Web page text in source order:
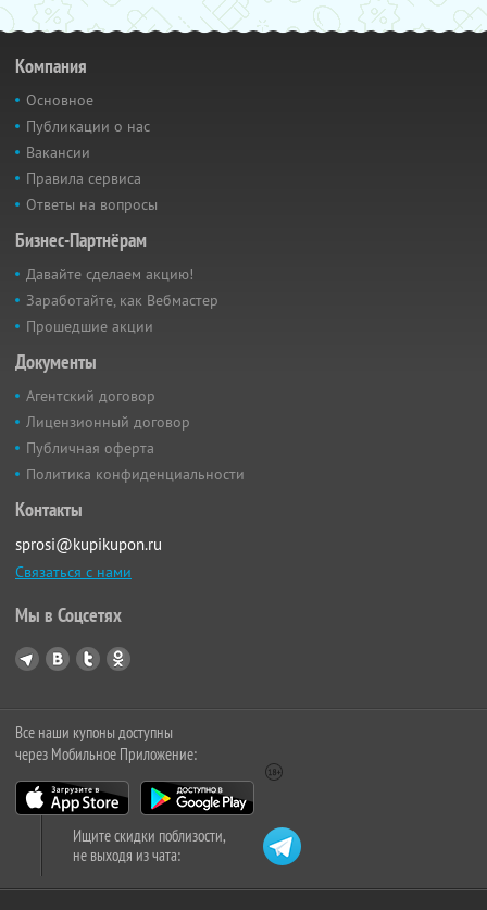
Компания
Основное
Публикации о нас
Вакансии
Правила сервиса
Ответы на вопросы
Бизнес-Партнёрам
Давайте сделаем акцию!
Заработайте, как Вебмастер
Прошедшие акции
Документы
Агентский договор
Лицензионный договор
Публичная оферта
Политика конфиденциальности
Контакты
sprosi@kupikupon.ru
Связаться с нами
Мы в Соцсетях
Все наши купоны доступны
через Мобильное Приложение:
Ищите скидки поблизости,
не выходя из чата: